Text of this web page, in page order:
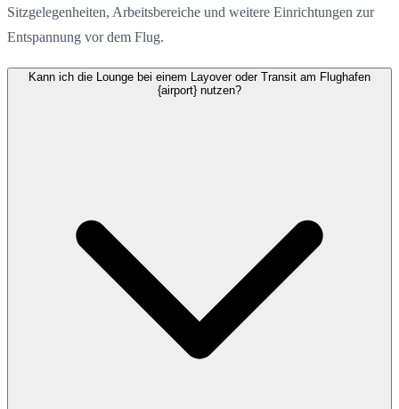
Sitzgelegenheiten, Arbeitsbereiche und weitere Einrichtungen zur
Entspannung vor dem Flug.
Kann ich die Lounge bei einem Layover oder Transit am Flughafen
{airport} nutzen?